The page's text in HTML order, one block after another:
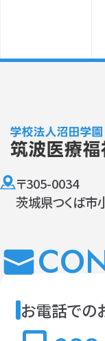
〒305-0034
茨城県つくば市
お電話での